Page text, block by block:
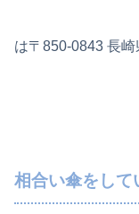
は〒850-0843 長
相合い傘をして